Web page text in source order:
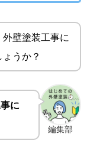
壁塗装工事に
うか？
編集部
に